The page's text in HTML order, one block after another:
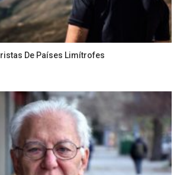
De Países Limítrofes